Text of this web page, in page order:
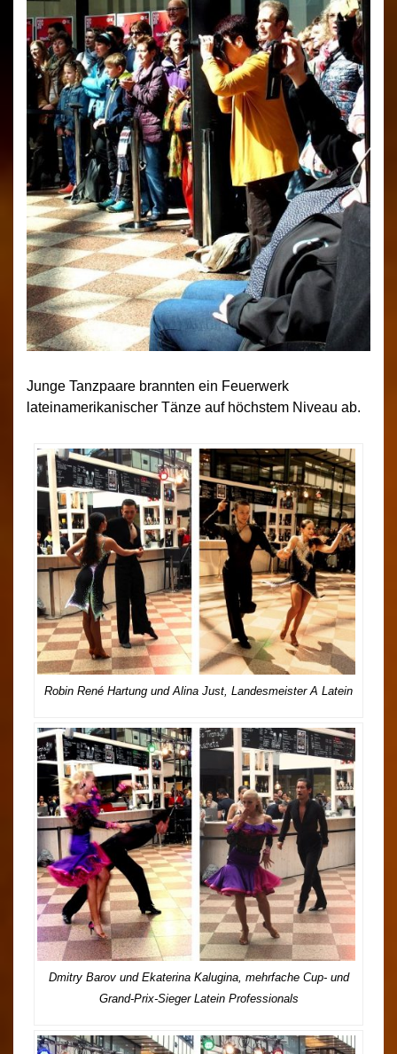
Junge Tanzpaare brannten ein Feuerwerk
lateinamerikanischer Tänze auf höchstem Niveau ab.
Robin René Hartung und Alina Just, Landesmeister A Latein
Dmitry Barov und Ekaterina Kalugina, mehrfache Cup- und
Grand-Prix-Sieger Latein Professionals